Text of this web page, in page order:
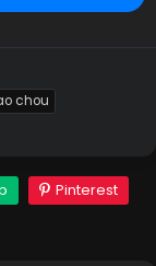
chou
Pinterest